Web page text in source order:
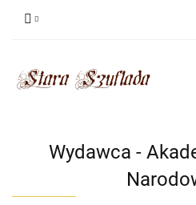
Wydawca -